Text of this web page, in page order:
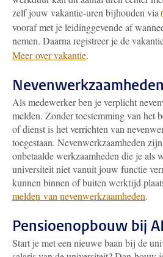
zelf jouw vakantie-uren bijhouden via
vooraf met je leidinggevende af
nemen. Daarna registreer je de
Meer over vakantie.
Nevenwerkzaamheden
Als medewerker ben je verplicht
melden. Zonder toestemming van het
of dienst is het verrichten van
toegestaan. Nevenwerkzaamheden
onbetaalde werkzaamheden die je als
universiteit niet vanuit jouw functie
kunnen binnen of buiten werktijd
melden van nevenwerkzaamheden.
Pensioenopbouw bij
Start je met een nieuwe baan bij de